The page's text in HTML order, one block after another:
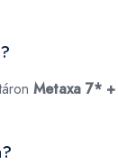
Metaxa 7*